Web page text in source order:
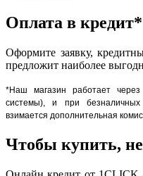
Оплата в кредит*
Оформите заявку,
предложит наиболее
*Наш магазин работает
системы), и при
взимается дополнительная
Чтобы купить,